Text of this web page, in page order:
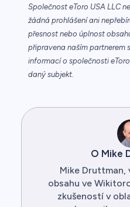
Společnost eToro USA LLC
žádná prohlášení ani
přesnost nebo úplnost
připravena naším partnerem
informací o společnosti
daný subjekt.
O Mike
Mike Druttman,
obsahu ve
zkušeností v